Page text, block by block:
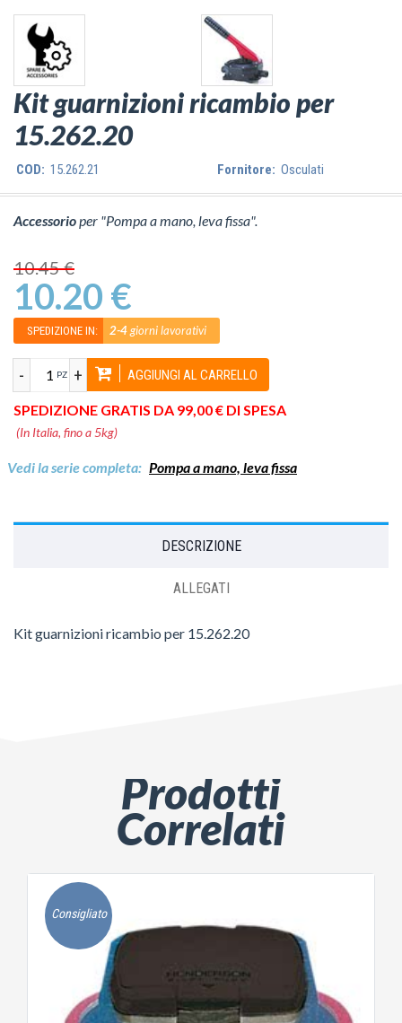
Kit guarnizioni ricambio per
15.262.20
COD: 15.262.21 Fornitore: Osculati
Accessorioper "Pompa a mano, leva fissa".
10.45 €
10.20 €
SPEDIZIONE IN: 2-4giorni lavorativi
PZ +
- AGGIUNGI AL CARRELLO
SPEDIZIONE GRATIS DA 99,00 € DI SPESA
(In Italia, fino a 5kg)
Vedi la serie completa: Pompa a mano, leva fissa
DESCRIZIONE
ALLEGATI
Kit guarnizioni ricambio per 15.262.20
Prodotti
Correlati
Consigliato